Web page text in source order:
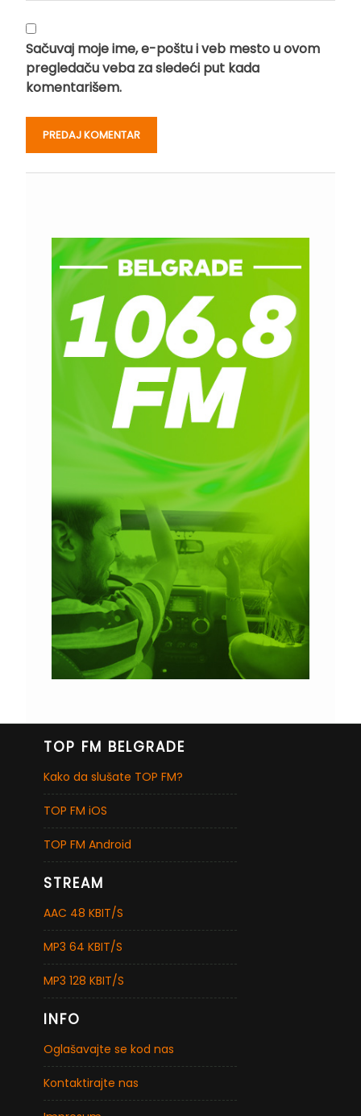
Sačuvaj moje ime, e-poštu i veb mesto u ovom
pregledaču veba za sledeći put kada
komentarišem.
TOP FM BELGRADE
Kako da slušate TOP FM?
TOP FM iOS
TOP FM Android
STREAM
AAC 48 KBIT/S
MP3 64 KBIT/S
MP3 128 KBIT/S
INFO
Oglašavajte se kod nas
Kontaktirajte nas